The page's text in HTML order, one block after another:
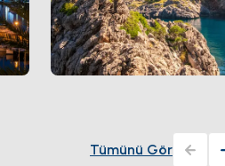
Tümünü Gör